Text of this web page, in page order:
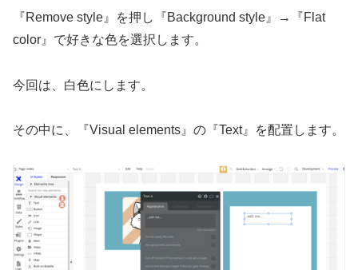
『Remove style』を押し『Background style』→『Flat
color』で好きな色を選択します。
今回は、白色にします。
その中に、『Visual elements』の『Text』を配置します。